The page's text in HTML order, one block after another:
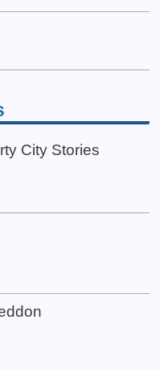
City Stories